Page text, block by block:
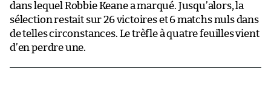
dans lequel Robbie Keane a marqué. Jusqu’alors, la
sélection restait sur 26 victoires et 6 matchs nuls dans
de telles circonstances. Le trèfle à quatre feuilles vient
d’en perdre une.